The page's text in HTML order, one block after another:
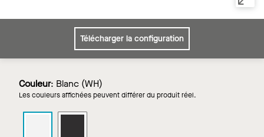
Télécharger la configuration
Couleur: Blanc (WH)
Les couleurs affichées peuvent différer du produit réel.